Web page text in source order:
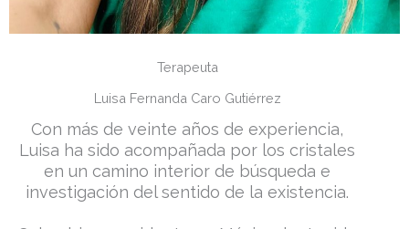
Terapeuta
Luisa Fernanda Caro Gutiérrez
Con más de veinte años de experiencia,
Luisa ha sido acompañada por los cristales
en un camino interior de búsqueda e
investigación del sentido de la existencia.